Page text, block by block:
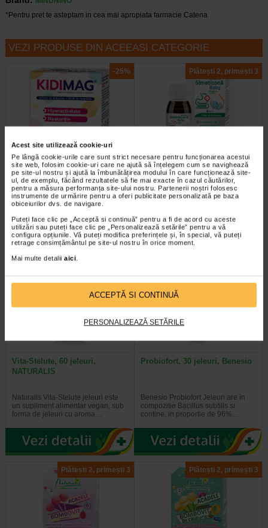
Acest site utilizează cookie-uri
Pe lângă cookie-urile care sunt strict necesare pentru funcționarea acestui
site web, folosim cookie-uri care ne ajută să înțelegem cum se navighează
pe site-ul nostru și ajută la îmbunătățirea modului în care funcționează site-
ul, de exemplu, făcând rezultatele să fie mai exacte în cazul căutărilor,
pentru a măsura performanța site-ului nostru. Partenerii noștri folosesc
instrumente de urmărire pentru a oferi publicitate personalizată pe baza
obiceiurilor dvs. de navigare.
Puteți face clic pe „Acceptă si continuă” pentru a fi de acord cu aceste
utilizări sau puteți face clic pe „Personalizează setările” pentru a vă
configura opțiunile. Vă puteți modifica preferințele și, în special, vă puteți
retrage consimțământul pe site-ul nostru în orice moment.
Mai multe detalii aici.
ACCEPTĂ SI CONTINUĂ
PERSONALIZEAZĂ SETĂRILE
*Pentru pret te asteptam in cea mai apropiata farmacie Catena
VEZI PRODUSE DIN ACEEASI CATEGORIE
-25%
Kidimag 3 ani + Magneziu
Ionic, 20 plicuri, ZDROVIT
Recomandat mai ales copiilor
hiperactivi si cu deficit de atentie.
Fara lactoza.Fara gluten…
Plătești 2, primești 3
Simeticona Baby, simeticona
40mg/ml, emulsie, 50 ml…
Assista Simeticona Baby este un
emulsie orala. Assista…
Vita-Stelute, 60 jeleuri,
NATURALIS
Naturalis Vita-Stelute jeleuri este
un supliment alimentar vegan, sub
forma de jeleuri cu aroma…
Probiofort, 30 jeleuri, Benesio
Benesio Probiofort Jeleuri are in
compozitie Bacillus subtilis si
contine, in proportie de 96%…
Plătești 2, primești 3 Plătești 2, primești 3